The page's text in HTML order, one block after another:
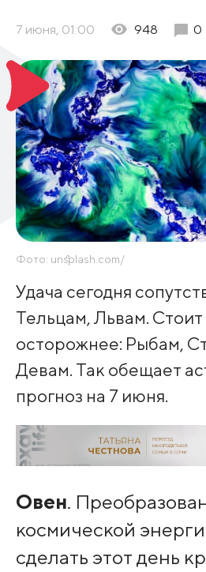
7 июня, 01:00 948 0
Фото: unsplash.com/
Удача сегодня
Тельцам, Львам. Стоит
осторожнее: Рыбам,
Девам. Так обещает
прогноз на 7 июня.
Овен.
космической
сделать этот день